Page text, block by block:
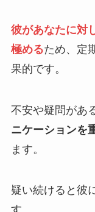
彼があなたに対
極めるため、定
果的です。
不安や疑問があ
ニケーションを
ます。
疑い続けると彼